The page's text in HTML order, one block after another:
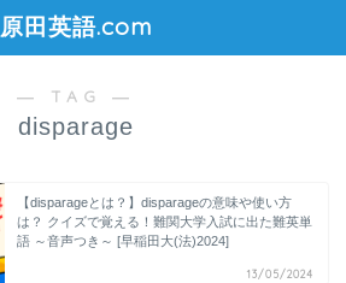
原田英語.com
― TAG ―
disparage
【disparageとは？】disparageの意味や使い方
は？ クイズで覚える！難関大学入試に出た難英単
語 ～音声つき～ [早稲田大(法)2024]
13/05/2024